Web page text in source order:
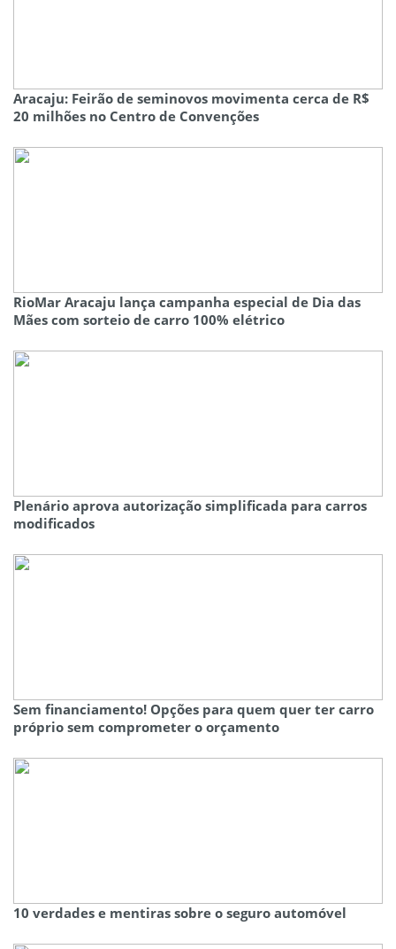
Aracaju: Feirão de seminovos movimenta cerca de R$
20 milhões no Centro de Convenções
RioMar Aracaju lança campanha especial de Dia das
Mães com sorteio de carro 100% elétrico
Plenário aprova autorização simplificada para carros
modificados
Sem financiamento! Opções para quem quer ter carro
próprio sem comprometer o orçamento
10 verdades e mentiras sobre o seguro automóvel